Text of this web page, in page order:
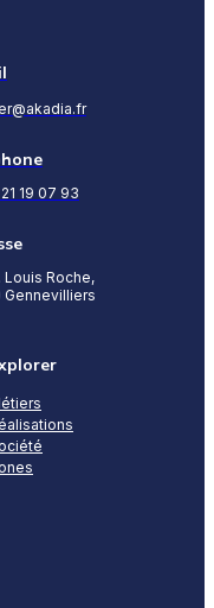
19 07 93
Louis Roche,
Gennevilliers